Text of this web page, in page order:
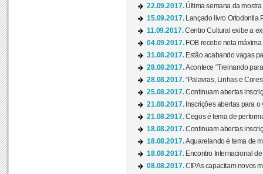
22.09.2017. Última semana da mostra
15.09.2017.
Lançado livro Ortodontia
11.09.2017.Centro Cultural exibe a
04.09.2017. FOB recebe nota
31.08.2017. Estão acabando vagas
28.08.2017.Acontece “Treinando
28.08.2017.“Palavras, Linhas e
25.08.2017.Continuam abertas
21.08.2017. Inscrições abertas para
21.08.2017.Cegos é tema de
18.08.2017.Continuam abertas
18.08.2017.Aquarelando é tema de
18.08.2017. Encontro Internacional
08.08.2017.CIPAs capacitam novos